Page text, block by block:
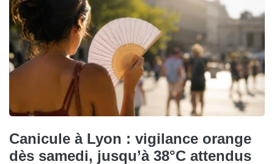
Canicule à Lyon : vigilance orange
dès samedi, jusqu’à 38°C attendus